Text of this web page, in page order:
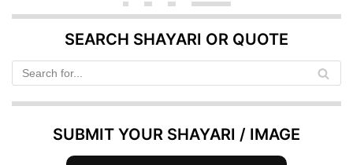
SEARCH SHAYARI OR QUOTE
SUBMIT YOUR SHAYARI / IMAGE